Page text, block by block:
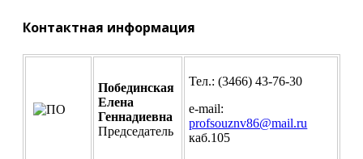
Контактная информация
Побединская
Елена
Геннадиевна
Председатель
Тел.: (3466) 43-76-30
e-mail:
profsouznv86@mail.ru
каб.105